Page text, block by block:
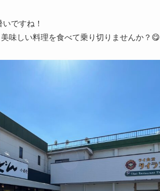
ですね！
味しい料理を食べて乗り切りませんか？😋